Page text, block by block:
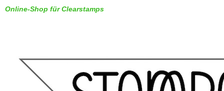
Online-Shop für Clearstamps